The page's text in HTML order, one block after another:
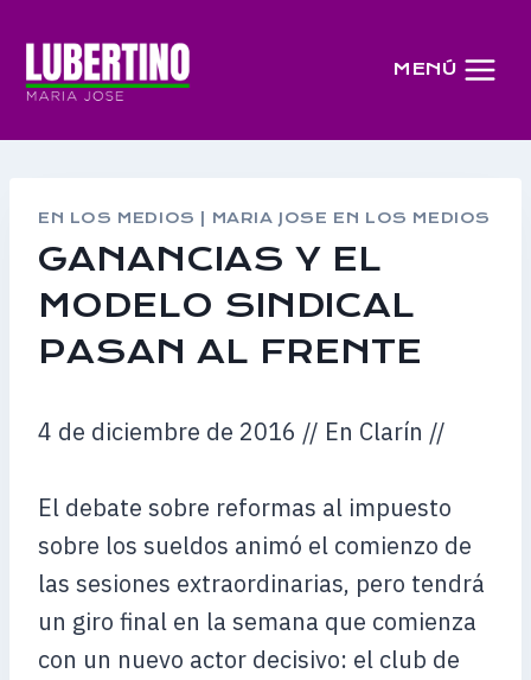
contenido
MENÚ
EN LOS MEDIOS MARIA JOSE EN LOS MEDIOS
GANANCIAS Y EL
MODELO SINDICAL
PASAN AL FRENTE
4 de diciembre de 2016 // En Clarín //
El debate sobre reformas al impuesto
sobre los sueldos animó el comienzo de
las sesiones extraordinarias, pero tendrá
un giro final en la semana que comienza
con un nuevo actor decisivo: el club de